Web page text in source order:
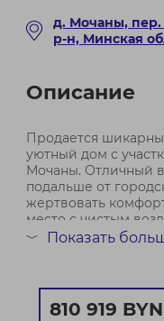
д. Мочаны,
р-н, Минская
Описание
Продается
уютный дом с
Мочаны. Отличный
подальше от
жертвовать
место с чистым
Мебель остается по
﹀ Показать
810 919 BYN